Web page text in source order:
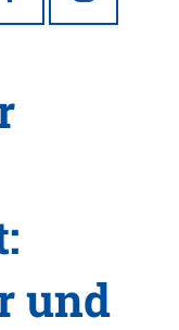
und